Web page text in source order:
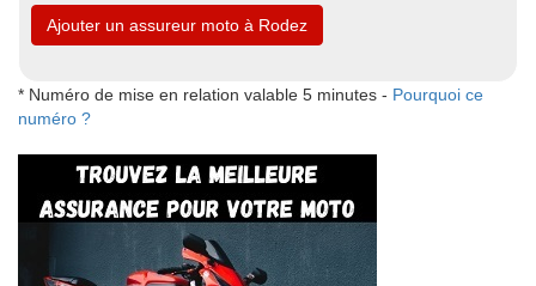
Ajouter un assureur moto à Rodez
* Numéro de mise en relation valable 5 minutes - Pourquoi ce
numéro ?